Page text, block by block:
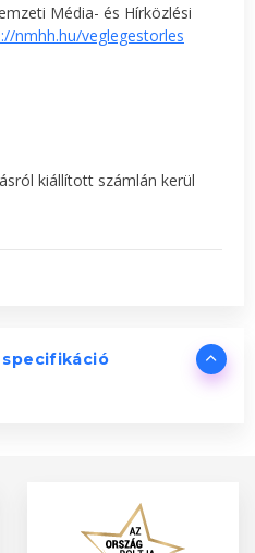
Média- és Hírközlési
nmhh.hu/veglegestorles
kiállított számlán kerül